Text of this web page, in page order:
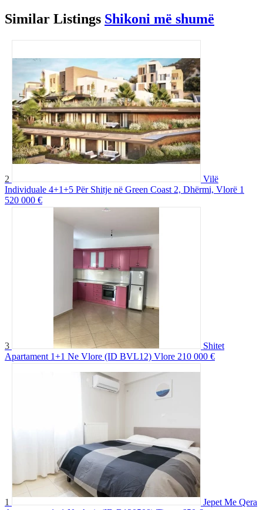
Similar Listings Shikoni më shumë
2
Vilë
Individuale 4+1+5 Për Shitje në Green Coast 2, Dhërmi, Vlorë 1
520 000 €
3
Shitet
Apartament 1+1 Ne Vlore (ID BVL12) Vlore 210 000 €
1
Jepet Me Qera